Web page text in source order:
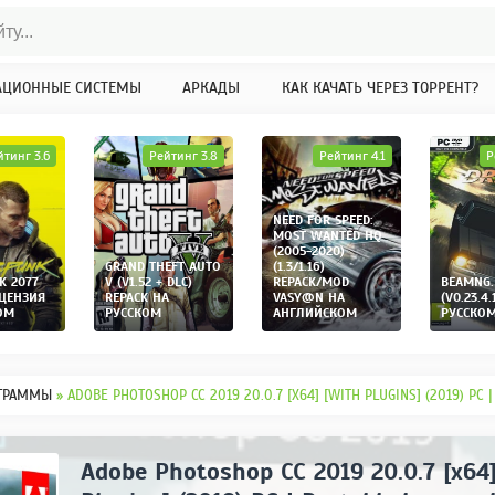
СИСТЕМЫ АРКАДЫ КАК КАЧАТЬ ЧЕРЕЗ ТОРРЕНТ?
2077
3.6
GRAND THEFT AUTO
V (V1.52 + DLC)
REPACK НА
РУССКОМ
Рейтинг 3.8
NEED FOR SPEED:
MOST WANTED HQ
(2005-2020)
(1.3/1.16)
REPACK/MOD
VASY@N НА
АНГЛИЙСКОМ
Рейтинг 4.1
» ADOBE PHOTOSHOP CC 2019 20.0.7 [X64] [WITH PLUGINS] (2019) PC |
Adobe Photoshop CC 2019 20.0.7